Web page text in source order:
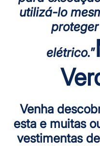
utilizá-lo
elétrico.”
Venha
esta e muitas
vestimentas